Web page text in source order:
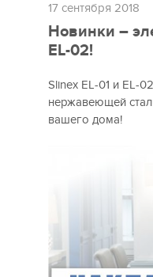
17 сентября 2018
Новинки –
EL-02!
Slinex EL-01 и EL-
нержавеющей
вашего дома!